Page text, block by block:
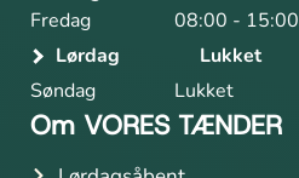
Fredag
08:00 - 15:00
Lørdag
Lukket
Søndag
Lukket
Om VORES TÆNDER